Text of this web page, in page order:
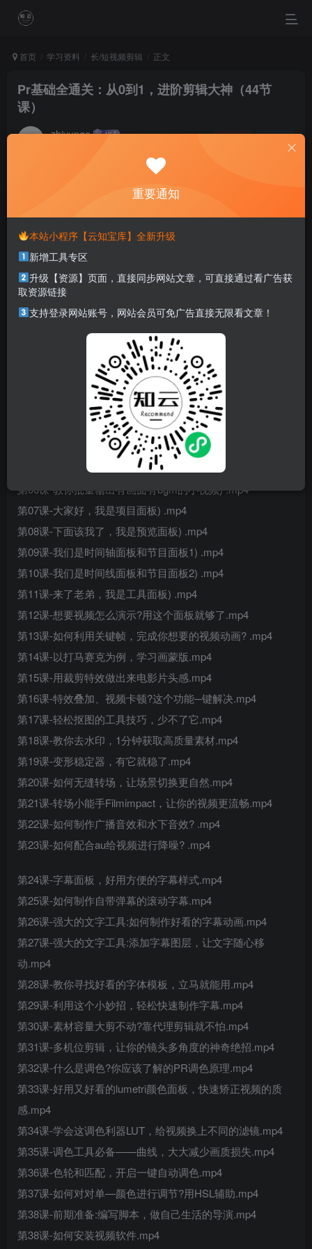
首页 学习资料 长/短视频剪辑 正文
Pr基础全通关：从0到1，进阶剪辑大神（44节
课）
zhiyunge
The only thing standing between you and your dreams is
横跨在你和你的梦想之间的唯一的东西就是奋力拼搏
本站部分资源打包为压缩包以方便分享，涉及较多
解压密码，如果你下载的资源需要解压密码，请点
击解压密码
00课程素材、礼包福利领取视频) .mp4
第01课-课前热身:了解和安装PR，做好学习准备) .mp4
第02课-制作视频必备的基础知识，随心所欲用PR) .mp4
第03课-PR界面初识:如何在PR开始你的剪辑工作) .mp4
第04课-快速导入素材，做好分类，方便查找素材) .mp4
第O5课-新建序列:开始剪辑，对你的素材加工) .mp4
第06课-教你批量输出有画面有bgm的小视频) .mp4
第07课-大家好，我是项目面板) .mp4
第08课-下面该我了，我是预览面板) .mp4
第09课-我们是时间轴面板和节目面板1) .mp4
第10课-我们是时间线面板和节目面板2) .mp4
第11课-来了老弟，我是工具面板) .mp4
第12课-想要视频怎么演示?用这个面板就够了.mp4
第13课-如何利用关键帧，完成你想要的视频动画? .mp4
第14课-以打马赛克为例，学习画蒙版.mp4
第15课-用裁剪特效做出来电影片头感.mp4
第16课-特效叠加、视频卡顿?这个功能─键解决.mp4
第17课-轻松抠图的工具技巧，少不了它.mp4
第18课-教你去水印，1分钟获取高质量素材.mp4
第19课-变形稳定器，有它就稳了.mp4
第20课-如何无缝转场，让场景切换更自然.mp4
第21课-转场小能手Filmimpact，让你的视频更流畅.mp4
第22课-如何制作广播音效和水下音效? .mp4
第23课-如何配合au给视频进行降噪? .mp4
第24课-字幕面板，好用方便的字幕样式.mp4
第25课-如何制作自带弹幕的滚动字幕.mp4
第26课-强大的文字工具:如何制作好看的字幕动画.mp4
第27课-强大的文字工具:添加字幕图层，让文字随心移
动.mp4
第28课-教你寻找好看的字体模板，立马就能用.mp4
第29课-利用这个小妙招，轻松快速制作字幕.mp4
第30课-素材容量大剪不动?靠代理剪辑就不怕.mp4
第31课-多机位剪辑，让你的镜头多角度的神奇绝招.mp4
第32课-什么是调色?你应该了解的PR调色原理.mp4
第33课-好用又好看的lumetri颜色面板，快速矫正视频的质
感.mp4
第34课-学会这调色利器LUT，给视频换上不同的滤镜.mp4
第35课-调色工具必备——曲线，大大减少画质损失.mp4
第36课-色轮和匹配，开启一键自动调色.mp4
第37课-如何对对单—颜色进行调节?用HSL辅助.mp4
第38课-前期准备:编写脚本，做自己生活的导演.mp4
第38课-如何安装视频软件.mp4
重要通知
本站小程序【云知宝库】全新升级
新增工具专区
升级【资源】页面，直接同步网站文章，可直接通过看广告获
取资源链接
支持登录网站账号，网站会员可免广告直接无限看文章！